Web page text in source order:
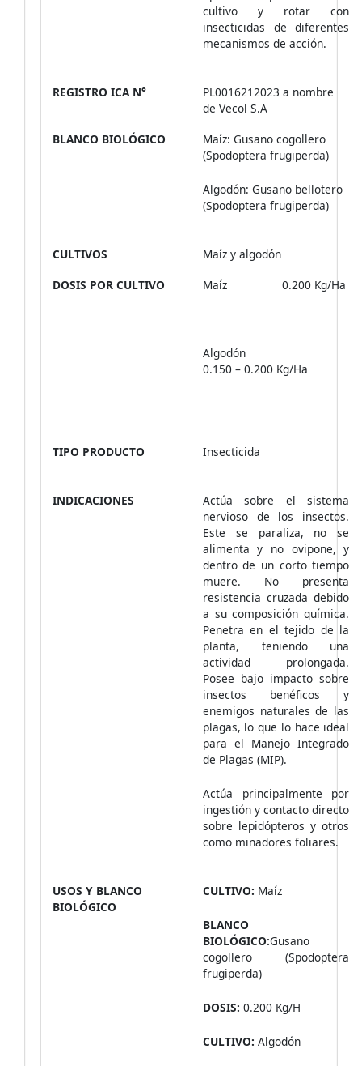
cultivo y rotar con
insecticidas de diferentes
mecanismos de acción.
REGISTRO ICA N°
PL0016212023 a nombre
de Vecol S.A
BLANCO BIOLÓGICO
Maíz: Gusano cogollero
(Spodoptera frugiperda)
Algodón: Gusano bellotero
(Spodoptera frugiperda)
CULTIVOS
Maíz y algodón
DOSIS POR CULTIVO
Maíz 0.200 Kg/Ha
Algodón
0.150 – 0.200 Kg/Ha
TIPO PRODUCTO Insecticida
INDICACIONES
Actúa sobre el sistema
nervioso de los insectos.
Este se paraliza, no se
alimenta y no ovipone, y
dentro de un corto tiempo
muere. No presenta
resistencia cruzada debido
a su composición química.
Penetra en el tejido de la
planta, teniendo una
actividad prolongada.
Posee bajo impacto sobre
insectos benéficos y
enemigos naturales de las
plagas, lo que lo hace ideal
para el Manejo Integrado
de Plagas (MIP).
Actúa principalmente por
ingestión y contacto directo
sobre lepidópteros y otros
como minadores foliares.
USOS Y BLANCO
BIOLÓGICO
CULTIVO: Maíz
BLANCO
BIOLÓGICO:Gusano
cogollero (Spodoptera
frugiperda)
DOSIS: 0.200 Kg/H
CULTIVO: Algodón